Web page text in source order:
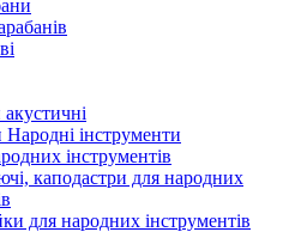
Народні інструменти
інструментів
каподастри для народних
для народних інструментів